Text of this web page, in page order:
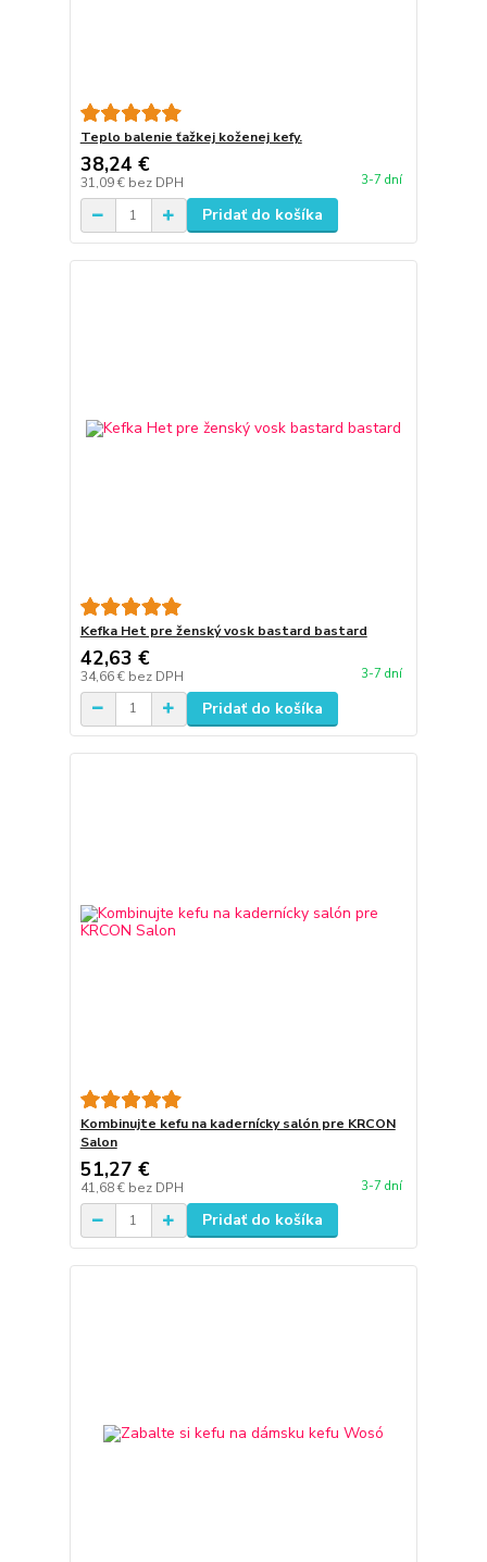
Teplo balenie ťažkej koženej kefy.
38,24 €
31,09 € bez DPH 3-7 dní
Pridať do košíka
Kefka Het pre ženský vosk bastard bastard
42,63 €
34,66 € bez DPH 3-7 dní
Pridať do košíka
Kombinujte kefu na kadernícky salón pre KRCON
Salon
51,27 €
41,68 € bez DPH 3-7 dní
Pridať do košíka